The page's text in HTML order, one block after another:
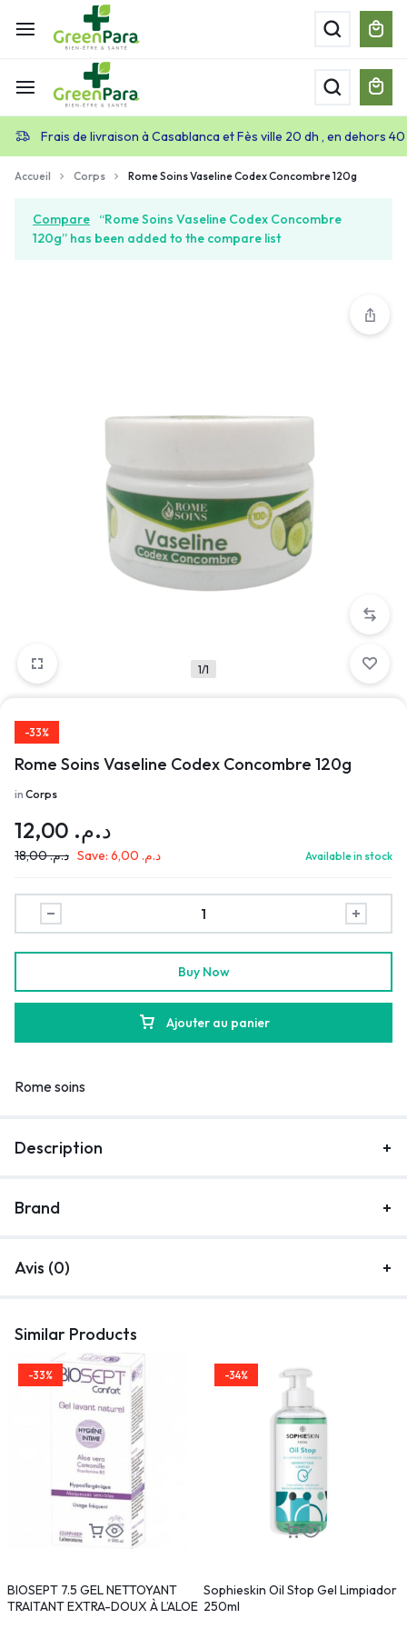
Frais de livraison à Casablanca et Fès ville 20 dh , en dehors
Accueil Corps Rome Soins Vaseline Codex Concombre 120g
Compare
“Rome Soins Vaseline Codex Concombre
120g” has been added to the compare list
1/1
-33%
Rome Soins Vaseline Codex Concombre 120g
in Corps
د.م.
د.م.18,00 Save: د.م. Available in stock
Ajouter au panier
Buy Now
Rome soins
Description
Brand
Avis (0)
Similar Products
-33%
BIOSEPT 7.5 GEL NETTOYANT
TRAITANT EXTRA-DOUX À L’ALOE
-34%
Sophieskin Oil Stop Gel Limpiador
250ml